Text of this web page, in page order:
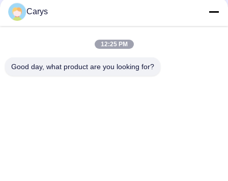
Carys
12:25 PM
Good day, what product are you looking for?